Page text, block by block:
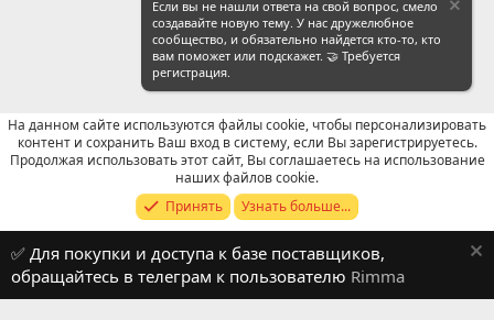
Russian (RU)
Обратная связь
Условия и правила
Политика конфиденциальности
Помощь
R
Если вы не нашли ответа на свой вопрос, смело
создавайте новую тему. У нас дружелюбное
сообщество, и обязательно найдется кто-то, кто
вам поможет или подскажет. 🤝 Требуется
регистрация.
На данном сайте используются файлы cookie, чтобы персонализировать
контент и сохранить Ваш вход в систему, если Вы зарегистрируетесь.
Продолжая использовать этот сайт, Вы соглашаетесь на использование
наших файлов cookie.
Принять
Узнать больше...
✅ Для покупки и доступа к базе поставщиков,
обращайтесь в телеграм к пользователю Rimma